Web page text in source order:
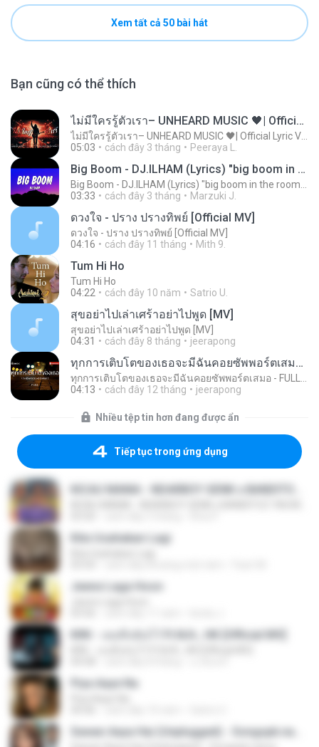
Xem tất cả 50 bài hát
Bạn cũng có thể thích
ไม่มีใครรู้ตัวเรา– UNHEARD MUSIC 🖤| Official Lyric Video | เพลงสู้ชีวิต
05:03
cách đây 3 tháng Peeraya L.
Big Boom - DJ.ILHAM (Lyrics) "big boom in the room i go kaboom"
03:33
cách đây 3 tháng Marzuki J.
ดวงใจ - ปราง ปรางทิพย์ [Official MV]
ดวงใจ - ปราง ปรางทิพย์ [Official MV]
04:16
cách đây 11 tháng Mith 9.
Tum Hi Ho
Tum Hi Ho
04:22
cách đây 10 năm Satrio U.
สุขอย่าไปเล่าเศร้าอย่าไปพูด [MV]
สุขอย่าไปเล่าเศร้าอย่าไปพูด [MV]
04:31
cách đây 8 tháng jeerapong
ทุกการเติบโตของเธอจะมีฉันคอยซัพพอร์ตเสมอ - FULL , [เนื้อเพลง]
04:13
cách đây 12 tháng jeerapong
Nhiều tệp tin hơn đang được ẩn
Tiếp tục trong ứng dụng
Kita Usahakan Lagi
Jeene Laga Hoon
KRK - เธอทิ้งฉันไว้ Ft.N/A , HK [Official MV]
Piya Aaye Na